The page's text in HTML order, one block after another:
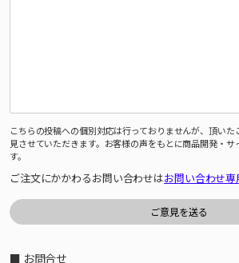
こちらの投稿への個別対応は行っておりませんが、頂い
見させていただきます。お客様の声をもとに商品開発・サ
す。
ご注文にかかわるお問い合わせはお問い合わせ
■ お問合せ